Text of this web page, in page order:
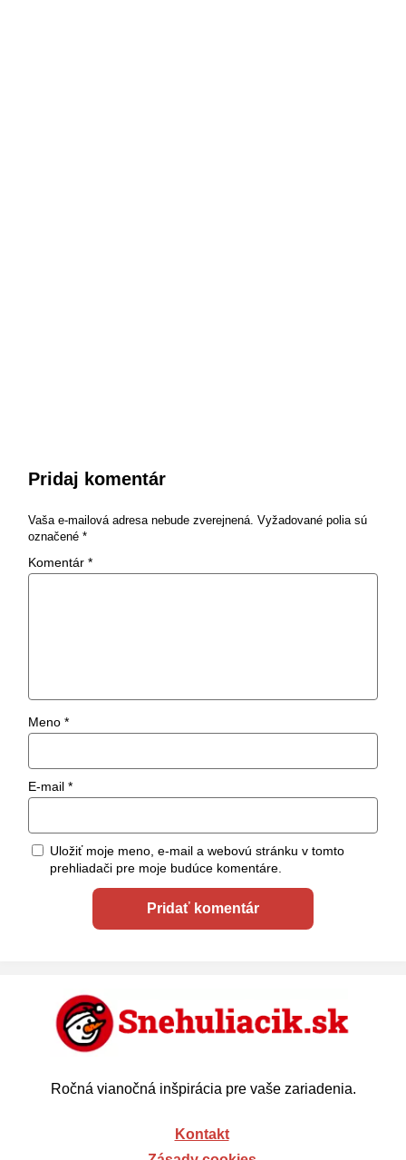
Pridaj komentár
Vaša e-mailová adresa nebude zverejnená. Vyžadované polia sú
označené *
Komentár *
Meno *
E-mail *
Uložiť moje meno, e-mail a webovú stránku v tomto
prehliadači pre moje budúce komentáre.
Ročná vianočná inšpirácia pre vaše zariadenia.
Kontakt